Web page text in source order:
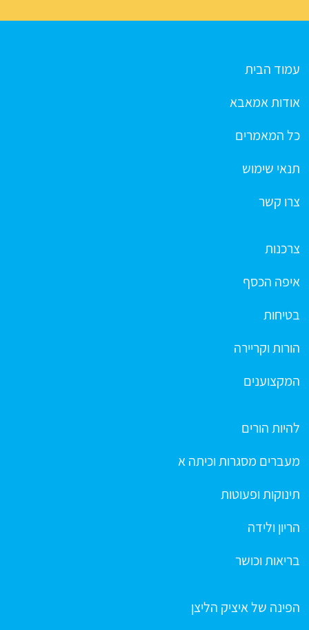
עמוד הבית
אודות אמאבא
כל המאמרים
תנאי שימוש
צרו קשר
צרכנות
איפה הכסף
בטיחות
הורות וקריירה
המקצוענים
להיות הורים
מעברים מסגרות וכיתה א
תינוקות ופעוטות
הריון ולידה
בריאות וכושר
הפינה של איציק הליצן